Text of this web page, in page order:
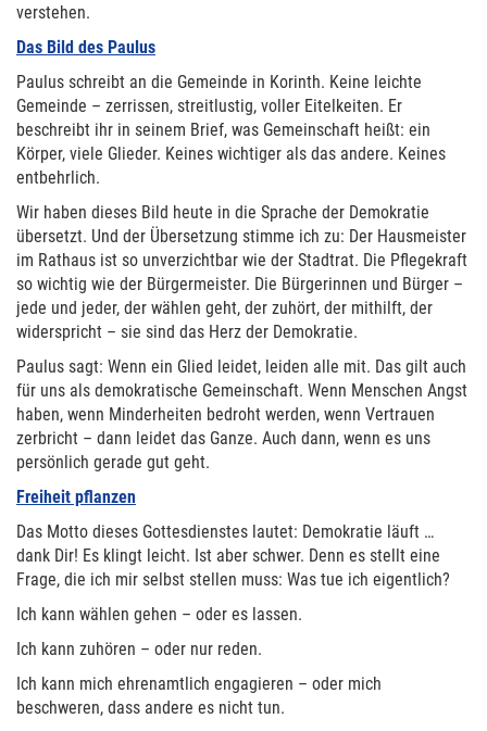
verstehen.
Das Bild des Paulus
Paulus schreibt an die Gemeinde in Korinth. Keine leichte
Gemeinde – zerrissen, streitlustig, voller Eitelkeiten. Er
beschreibt ihr in seinem Brief, was Gemeinschaft heißt: ein
Körper, viele Glieder. Keines wichtiger als das andere. Keines
entbehrlich.
Wir haben dieses Bild heute in die Sprache der Demokratie
übersetzt. Und der Übersetzung stimme ich zu: Der Hausmeister
im Rathaus ist so unverzichtbar wie der Stadtrat. Die Pflegekraft
so wichtig wie der Bürgermeister. Die Bürgerinnen und Bürger –
jede und jeder, der wählen geht, der zuhört, der mithilft, der
widerspricht – sie sind das Herz der Demokratie.
Paulus sagt: Wenn ein Glied leidet, leiden alle mit. Das gilt auch
für uns als demokratische Gemeinschaft. Wenn Menschen Angst
haben, wenn Minderheiten bedroht werden, wenn Vertrauen
zerbricht – dann leidet das Ganze. Auch dann, wenn es uns
persönlich gerade gut geht.
Freiheit pflanzen
Das Motto dieses Gottesdienstes lautet: Demokratie läuft …
dank Dir! Es klingt leicht. Ist aber schwer. Denn es stellt eine
Frage, die ich mir selbst stellen muss: Was tue ich eigentlich?
Ich kann wählen gehen – oder es lassen.
Ich kann zuhören – oder nur reden.
Ich kann mich ehrenamtlich engagieren – oder mich
beschweren, dass andere es nicht tun.